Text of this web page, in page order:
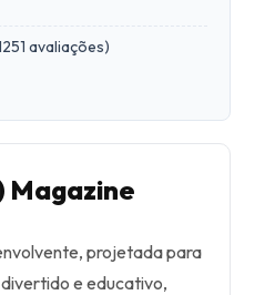
avaliações)
Magazine
projetada para
e educativo,